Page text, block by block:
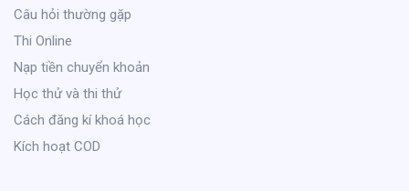
Câu hỏi thường gặp
Thi Online
Nạp tiền chuyển khoản
Học thử và thi thử
Cách đăng kí khoá học
Kích hoạt COD